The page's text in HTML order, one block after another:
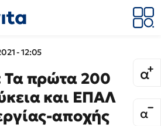
- 12:05
Τα πρώτα 200
και ΕΠΑΛ
αποχής